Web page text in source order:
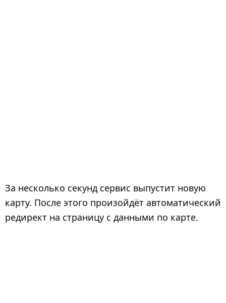
За несколько секунд сервис выпустит новую
карту. После этого произойдёт автоматический
редирект на страницу с данными по карте.